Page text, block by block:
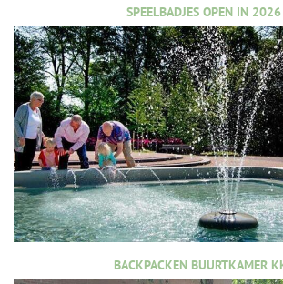
SPEELBADJES OPEN IN 2026
BACKPACKEN BUURTKAMER